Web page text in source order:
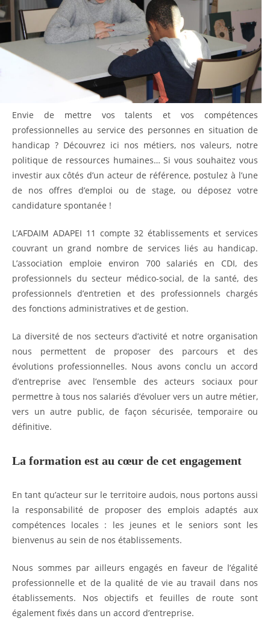
Envie de mettre vos talents et vos compétences
professionnelles au service des personnes en situation de
handicap ? Découvrez ici nos métiers, nos valeurs, notre
politique de ressources humaines… Si vous souhaitez vous
investir aux côtés d’un acteur de référence, postulez à l’une
de nos offres d’emploi ou de stage, ou déposez votre
candidature spontanée !
L’AFDAIM ADAPEI 11 compte 32 établissements et services
couvrant un grand nombre de services liés au handicap.
L’association emploie environ 700 salariés en CDI, des
professionnels du secteur médico-social, de la santé, des
professionnels d’entretien et des professionnels chargés
des fonctions administratives et de gestion.
La diversité de nos secteurs d’activité et notre organisation
nous permettent de proposer des parcours et des
évolutions professionnelles. Nous avons conclu un accord
d’entreprise avec l’ensemble des acteurs sociaux pour
permettre à tous nos salariés d’évoluer vers un autre métier,
vers un autre public, de façon sécurisée, temporaire ou
définitive.
La formation est au cœur de cet engagement
En tant qu’acteur sur le territoire audois, nous portons aussi
la responsabilité de proposer des emplois adaptés aux
compétences locales : les jeunes et le seniors sont les
bienvenus au sein de nos établissements.
Nous sommes par ailleurs engagés en faveur de l’égalité
professionnelle et de la qualité de vie au travail dans nos
établissements. Nos objectifs et feuilles de route sont
également fixés dans un accord d’entreprise.